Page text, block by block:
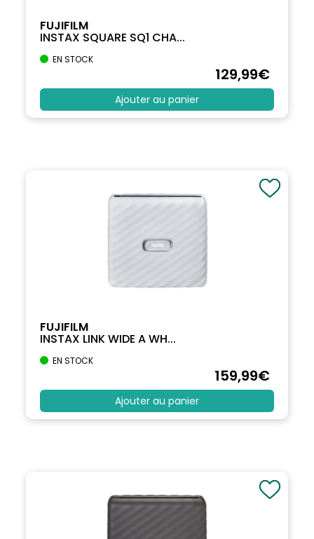
FUJIFILM
INSTAX SQUARE SQ1 CHA...
EN STOCK
129,99€
Ajouter au panier
FUJIFILM
INSTAX LINK WIDE A WH...
EN STOCK
159,99€
Ajouter au panier